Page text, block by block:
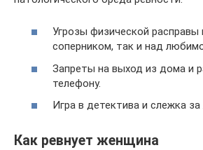
Угрозы физической
соперником, так и над
Запреты на выход из дома и
телефону.
Игра в детектива и слежка
Как ревнует женщина